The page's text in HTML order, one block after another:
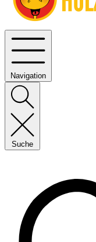
Navigation
Suche